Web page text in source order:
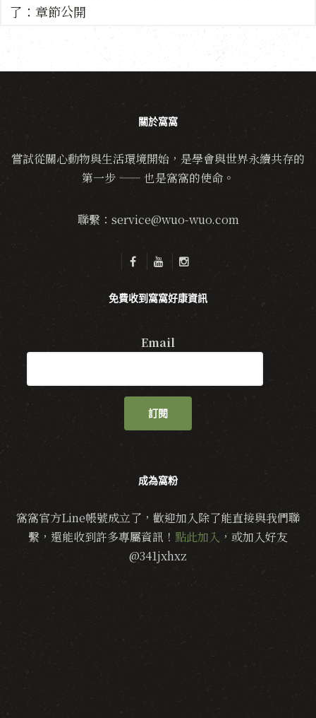
了：章節公開
關於窩窩
嘗試從關心動物與生活環境開始，是學會與世界永續共存的
第一步 —— 也是窩窩的使命。
聯繫：service@wuo-wuo.com
免費收到窩窩好康資訊
Email
訂閱
成為窩粉
窩窩官方Line帳號成立了，歡迎加入除了能直接與我們聯
繫，還能收到許多專屬資訊！ 點此加入 ，或加入好友
@341jxhxz